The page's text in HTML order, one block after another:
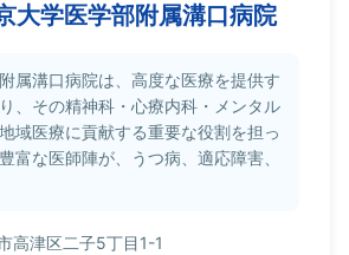
大学医学部附属溝口病院
属溝口病院は、高度な医療を提供す
、その精神科・心療内科・メンタル
域医療に貢献する重要な役割を担っ
富な医師陣が、うつ病、適応障害、
高津区二子5丁目1-1